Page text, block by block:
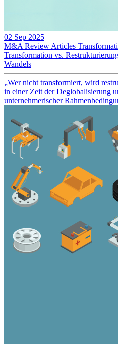
02 Sep 2025
M&A Review Articles
Transformation vs.
Wandels
„Wer nicht transformiert, wird
in einer Zeit der Deglobalisierung
unternehmerischer